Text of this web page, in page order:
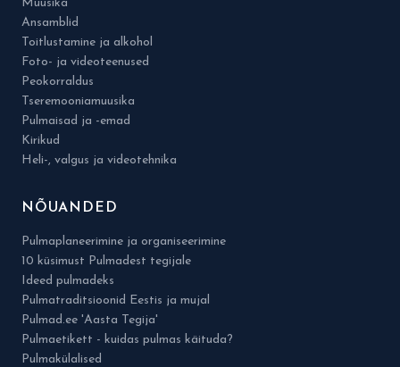
Muusika
Ansamblid
Toitlustamine ja alkohol
Foto- ja videoteenused
Peokorraldus
Tseremooniamuusika
Pulmaisad ja -emad
Kirikud
Heli-, valgus ja videotehnika
NÕUANDED
Pulmaplaneerimine ja organiseerimine
10 küsimust Pulmadest tegijale
Ideed pulmadeks
Pulmatraditsioonid Eestis ja mujal
Pulmad.ee 'Aasta Tegija'
Pulmaetikett - kuidas pulmas käituda?
Pulmakülalised